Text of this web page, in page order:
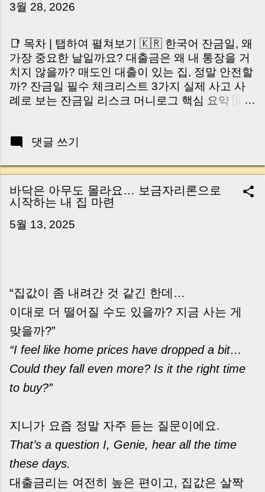
3월 28, 2026
📑 목차 | 탭하여 펼쳐보기 🇰🇷 한국어 잔금일, 왜
가장 중요한 날일까요? 대출금은 왜 내 통장을 거
치지 않을까? 매도인 대출이 있는 집, 정말 안전할
까? 잔금일 필수 체크리스트 3가지 실제 사고 사
례로 보는 잔금일 리스크 머니로그 핵심 요약 🇺🇸
Safe If the Seller Has a Loan? 3 Must-Check
to Avoid MoneyLog Key Takeaway 혹시 이런 생
각 해보신 적 있으신가요? “잔금일… 그냥 돈 보내
고 끝나는 거 아닌가요?” 하지만 현장에서 보면 전
는 날’이 아니라, 수천만 원, 많게는 수억 원이 한
계약이 무산될 뻔한 아찔한 상황이 있었습니다. 또
어떤 분은 이렇게 말씀하십니다. “내 대출인데 왜
내 통장으로 안 들어오죠?” “매도인이 대출 안 갚
고 도망가면 어떡하죠?” 이 모든 불안, 사실은 ‘구
조’를 몰라서 생기는 걱정입니다. 그래서 오늘은
잔금일에 실제로 돈이 어떻게 움직이는지, 왜 사고
가 나는지, 그리고 무엇을 꼭 준비해야 하는지 중
개 실무 기준으로 아주 쉽게 풀어드리겠습니다. 이
즐” 이 될 수 있습니다. | Introduction (Tap to
expand) Have you ever thought like this?
“Closing day…...
댓글 쓰기
바닥은 아무도 몰라요… 보금자리론으로
시작하는 내 집 마련
5월 13, 2025
“집값이 좀 내려간 것 같긴 한데…
이대로 더 떨어질 수도 있을까? 지금 사는 게
맞을까?”
“I feel like home prices have dropped a bit…
Could they fall even more? Is it the right time
to buy?”
지니가 요즘 정말 자주 듣는 질문이에요.
That’s a question I, Genie, hear all the time
these days.
대출금리는 여전히 높은 편이고, 집값은 살짝